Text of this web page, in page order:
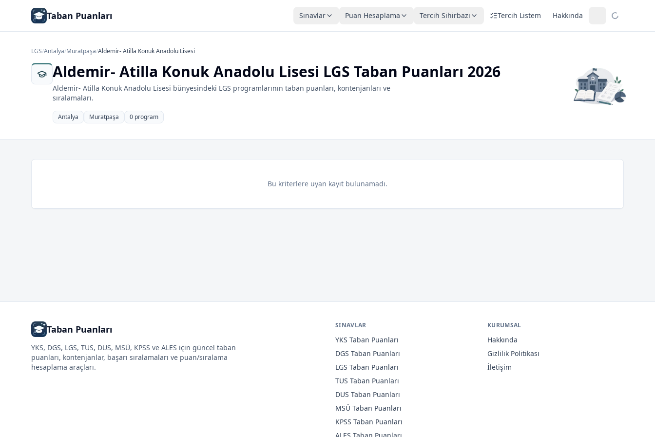
Taban Puanları Sınavlar Puan Hesaplama Tercih Sihirbazı Tercih Listem Hakkında
LGS/Antalya/Muratpaşa/Aldemir- Atilla Konuk Anadolu Lisesi
Aldemir- Atilla Konuk Anadolu Lisesi LGS Taban Puanları 2026
Aldemir- Atilla Konuk Anadolu Lisesi bünyesindeki LGS programlarının taban puanları, kontenjanları ve
sıralamaları.
Antalya Muratpaşa 0 program
Bu kriterlere uyan kayıt bulunamadı.
Taban Puanları
YKS, DGS, LGS, TUS, DUS, MSÜ, KPSS ve ALES için güncel taban
puanları, kontenjanlar, başarı sıralamaları ve puan/sıralama
hesaplama araçları.
SINAVLAR
YKS Taban Puanları
DGS Taban Puanları
LGS Taban Puanları
TUS Taban Puanları
DUS Taban Puanları
MSÜ Taban Puanları
KPSS Taban Puanları
KURUMSAL
Hakkında
Gizlilik Politikası
İletişim